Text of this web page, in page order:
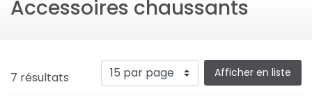
Accessoires chaussants
7 résultats Afficher en liste